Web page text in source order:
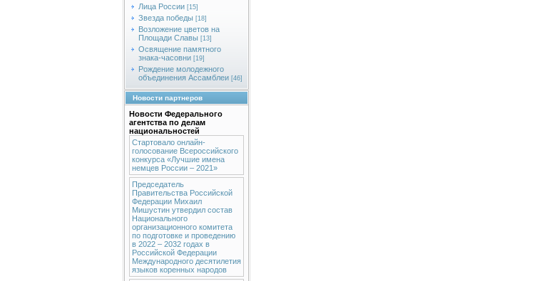
Лица России [15]
Звезда победы [18]
Возложение цветов на
Площади Славы [13]
Освящение памятного
знака-часовни [19]
Рождение молодежного
объединения Ассамблеи [46]
Новости партнеров
Новости Федерального
агентства по делам
национальностей
Стартовало онлайн-
голосование Всероссийского
конкурса «Лучшие имена
немцев России – 2021»
Председатель
Правительства Российской
Федерации Михаил
Мишустин утвердил состав
Национального
организационного комитета
по подготовке и проведению
в 2022 – 2032 годах в
Российской Федерации
Международного десятилетия
языков коренных народов